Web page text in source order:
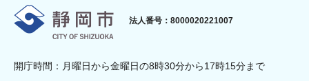
静岡市
法人番号：8000020221007
開庁時間：月曜日から金曜日の8時30分から17時15分まで